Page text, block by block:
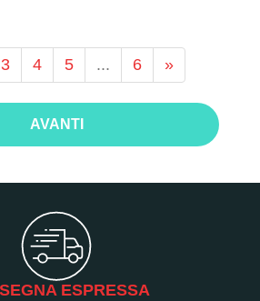
3 4 5 ... 6 »
AVANTI
ESPRESSA